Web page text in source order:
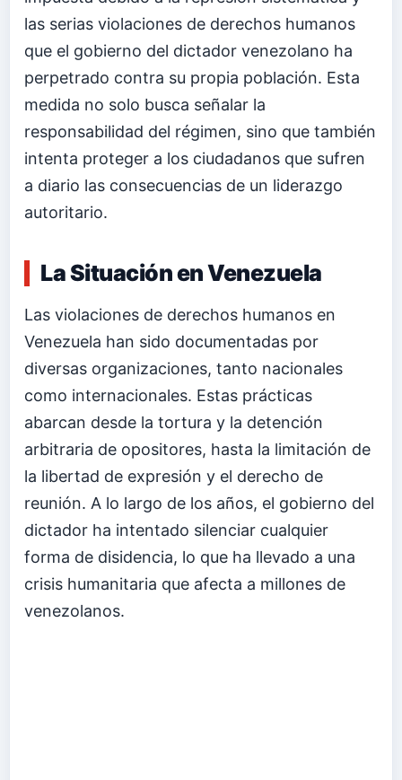
las serias violaciones de derechos humanos
que el gobierno del dictador venezolano ha
perpetrado contra su propia población. Esta
medida no solo busca señalar la
responsabilidad del régimen, sino que también
intenta proteger a los ciudadanos que sufren
a diario las consecuencias de un liderazgo
autoritario.
La Situación en Venezuela
Las violaciones de derechos humanos en
Venezuela han sido documentadas por
diversas organizaciones, tanto nacionales
como internacionales. Estas prácticas
abarcan desde la tortura y la detención
arbitraria de opositores, hasta la limitación de
la libertad de expresión y el derecho de
reunión. A lo largo de los años, el gobierno del
dictador ha intentado silenciar cualquier
forma de disidencia, lo que ha llevado a una
crisis humanitaria que afecta a millones de
venezolanos.